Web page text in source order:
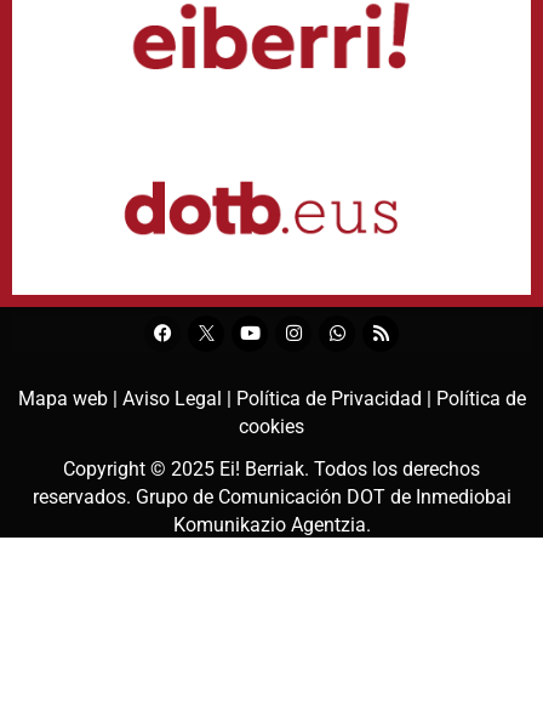
Mapa web | Aviso Legal | Política de Privacidad | Política de
cookies
Copyright © 2025 Ei! Berriak. Todos los derechos
reservados. Grupo de Comunicación DOT de Inmediobai
Komunikazio Agentzia.